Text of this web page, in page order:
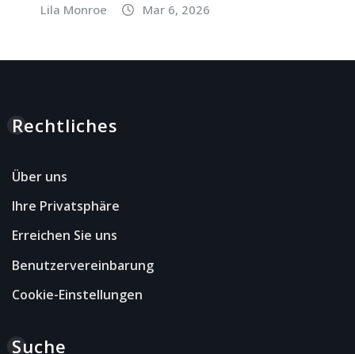
Lila Monroe Mar 6, 2026
Rechtliches
Über uns
Ihre Privatsphäre
Erreichen Sie uns
Benutzervereinbarung
Cookie-Einstellungen
Suche